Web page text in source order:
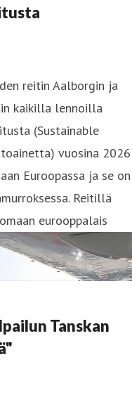
reitin Aalborgin ja
kaikilla lennoilla
(Sustainable
vuosina 2026
Euroopassa ja se on
Reitillä
eurooppalais
Tanskan